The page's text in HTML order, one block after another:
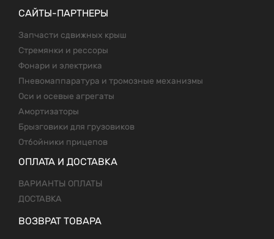
САЙТЫ-ПАРТНЕРЫ
Запчасти сдвижных крыш
Стремянки и рессоры
Фонари и электрика
Пневомаппаратура и тромозные механизмы
Оси и осевые агрегаты
Амортизаторы
Брызговики для грузовиков
Отбойники прицепов
ОПЛАТА И ДОСТАВКА
ВАРИАНТЫ ОПЛАТЫ
ДОСТАВКА
ВОЗВРАТ ТОВАРА